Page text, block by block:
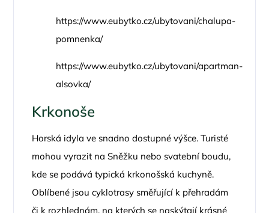
https://www.eubytko.cz/ubytovani/chalupa-
pomnenka/
https://www.eubytko.cz/ubytovani/apartman-
alsovka/
Krkonoše
Horská idyla ve snadno dostupné výšce. Turisté
mohou vyrazit na Sněžku nebo svatební boudu,
kde se podává typická krkonošská kuchyně.
Oblíbené jsou cyklotrasy směřující k přehradám
či k rozhlednám, na kterých se naskýtají krásné